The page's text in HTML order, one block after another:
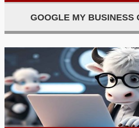
GOOGLE MY BUSINESS